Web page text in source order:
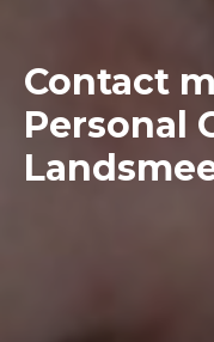
Contact
Personal